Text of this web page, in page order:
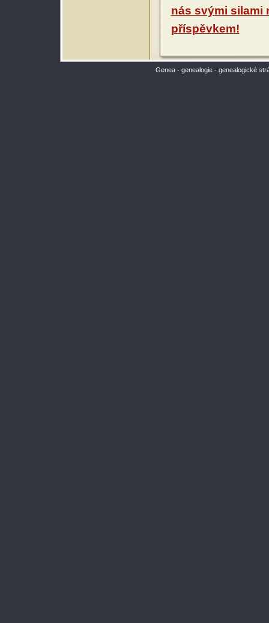
nás svými silami
příspěvkem!
Genea - genealogie - genealogické